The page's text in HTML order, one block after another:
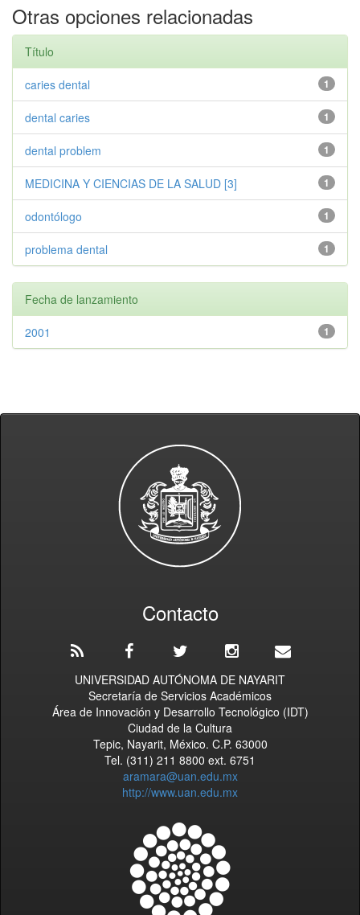
Otras opciones relacionadas
Título
1
caries dental
1
dental caries
1
dental problem
1
MEDICINA Y CIENCIAS DE LA SALUD [3]
1
odontólogo
1
problema dental
Fecha de lanzamiento
1
2001
Contacto
UNIVERSIDAD AUTÓNOMA DE NAYARIT
Secretaría de Servicios Académicos
Área de Innovación y Desarrollo Tecnológico (IDT)
Ciudad de la Cultura
Tepic, Nayarit, México. C.P. 63000
Tel. (311) 211 8800 ext. 6751
aramara@uan.edu.mx
http://www.uan.edu.mx